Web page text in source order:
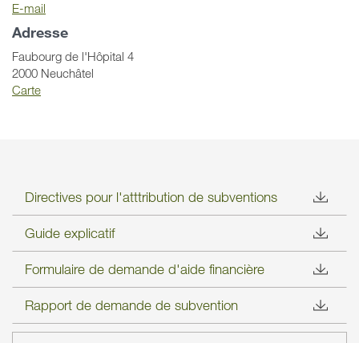
E-mail
Adresse
Faubourg de l'Hôpital 4
2000 Neuchâtel
Carte
Directives pour l'atttribution de subventions
Guide explicatif
Formulaire de demande d'aide financière
Rapport de demande de subvention